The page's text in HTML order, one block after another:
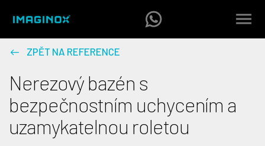
ZPĚT NA REFERENCE
Nerezový bazén s
bezpečnostním uchycením a
uzamykatelnou roletou